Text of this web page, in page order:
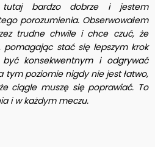
tutaj bardzo dobrze i jestem
porozumienia. Obserwowałem
trudne chwile i chce czuć, że
pomagając stać się lepszym krok
konsekwentnym i odgrywać
tym poziomie nigdy nie jest łatwo,
ciągle muszę się poprawiać. To
i w każdym meczu.